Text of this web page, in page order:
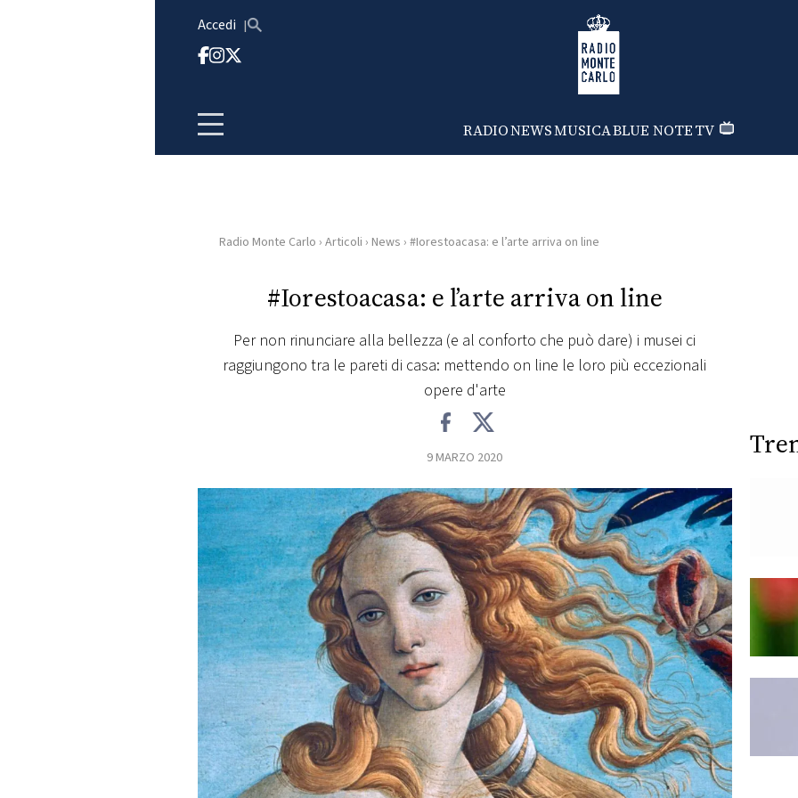
Accedi Radio Monte Carlo
RADIONEWSMUSICABLUE NOTETV
HOME
RADIO
FOTO
CONCORSI
EVENTI
VIDEO
TV
PRINCIPATO
Radio Monte Carlo › Articoli › News › #Iorestoacasa: e l’arte arriva on line
#Iorestoacasa: e l’arte arriva on line
Per non rinunciare alla bellezza (e al conforto che può dare) i musei ci
raggiungono tra le pareti di casa: mettendo on line le loro più eccezionali
opere d'arte
9 MARZO 2020